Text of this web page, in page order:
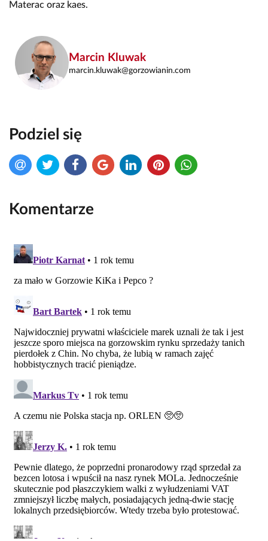
Materac oraz kaes.
Marcin Kluwak
marcin.kluwak@gorzowianin.com
Podziel się
Komentarze